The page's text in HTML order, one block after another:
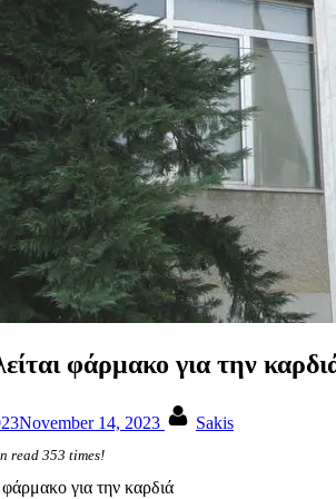
φάρμακο για την
November 14, 2023 Sakis
read 353 times!